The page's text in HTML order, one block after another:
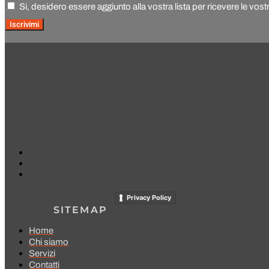
Si, desidero essere aggiunto alla vostra lista per ricevere le
Iscrivimi
Privacy Policy
SITEMAP
Home
Chi siamo
Servizi
Contatti